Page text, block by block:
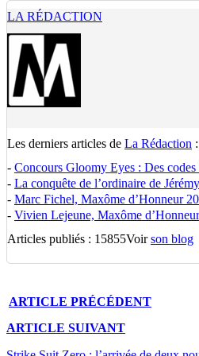
LA RÉDACTION
Les derniers articles de La Rédaction :
- Concours Gloomy Eyes : Des
- La conquête de l’ordinaire de
- Marc Fichel, Maxôme d’Honneur
- Vivien Lejeune, Maxôme
Articles publiés : 15855Voirson blog
ARTICLE PRÉCÉDENT
ARTICLE SUIVANT